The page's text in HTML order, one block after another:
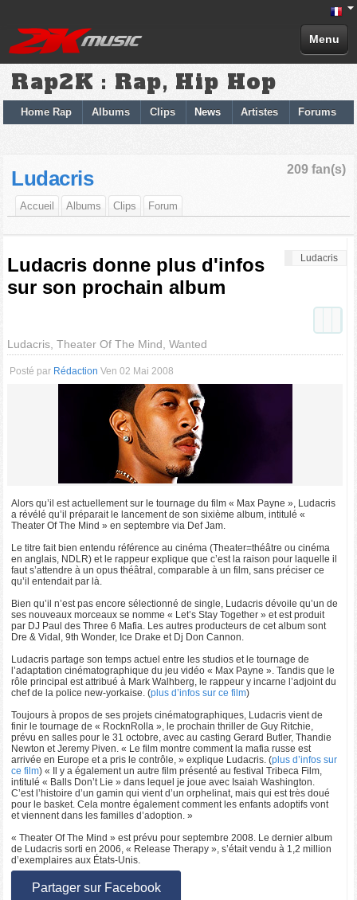
Menu
Rap2K : Rap, Hip Hop
Home Rap Albums Clips News Artistes Forums
209 fan(s)
Ludacris
Accueil Albums Clips Forum
Ludacris
Ludacris donne plus d'infos
sur son prochain album
Ludacris, Theater Of The Mind, Wanted
Posté par Rédaction Ven 02 Mai 2008
Alors qu’il est actuellement sur le tournage du film « Max Payne », Ludacris
a révélé qu’il préparait le lancement de son sixième album, intitulé «
Theater Of The Mind » en septembre via Def Jam.
Le titre fait bien entendu référence au cinéma (Theater=théâtre ou cinéma
en anglais, NDLR) et le rappeur explique que c’est la raison pour laquelle il
faut s’attendre à un opus théâtral, comparable à un film, sans préciser ce
qu’il entendait par là.
Bien qu’il n’est pas encore sélectionné de single, Ludacris dévoile qu’un de
ses nouveaux morceaux se nomme « Let’s Stay Together » et est produit
par DJ Paul des Three 6 Mafia. Les autres producteurs de cet album sont
Dre & Vidal, 9th Wonder, Ice Drake et Dj Don Cannon.
Ludacris partage son temps actuel entre les studios et le tournage de
l’adaptation cinématographique du jeu vidéo « Max Payne ». Tandis que le
rôle principal est attribué à Mark Walhberg, le rappeur y incarne l’adjoint du
chef de la police new-yorkaise. (plus d’infos sur ce film)
Toujours à propos de ses projets cinématographiques, Ludacris vient de
finir le tournage de « RocknRolla », le prochain thriller de Guy Ritchie,
prévu en salles pour le 31 octobre, avec au casting Gerard Butler, Thandie
Newton et Jeremy Piven. « Le film montre comment la mafia russe est
arrivée en Europe et a pris le contrôle, » explique Ludacris. (plus d’infos sur
ce film) « Il y a également un autre film présenté au festival Tribeca Film,
intitulé « Balls Don’t Lie » dans lequel je joue avec Isaiah Washington.
C’est l’histoire d’un gamin qui vient d’un orphelinat, mais qui est très doué
pour le basket. Cela montre également comment les enfants adoptifs vont
et viennent dans les familles d’adoption. »
« Theater Of The Mind » est prévu pour septembre 2008. Le dernier album
de Ludacris sorti en 2006, « Release Therapy », s’était vendu à 1,2 million
d’exemplaires aux États-Unis.
Partager sur Facebook